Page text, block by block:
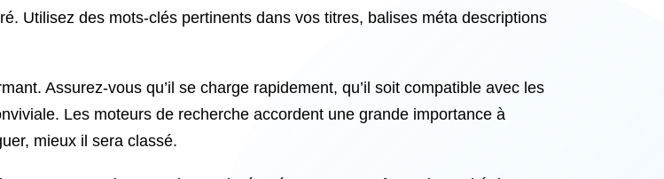
Utilisez des mots-clés pertinents dans vos titres, balises méta descriptions
Assurez-vous qu’il se charge rapidement, qu’il soit compatible avec les
Les moteurs de recherche accordent une grande importance à
mieux il sera classé.